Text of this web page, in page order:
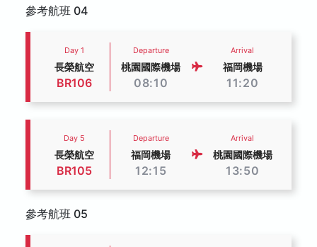
參考航班 04
Day 1
長榮航空
BR106
Departure
桃園國際機場
08:10
Arrival
福岡機場
11:20
Day 5
長榮航空
BR105
Departure
福岡機場
12:15
Arrival
桃園國際機場
13:50
參考航班 05